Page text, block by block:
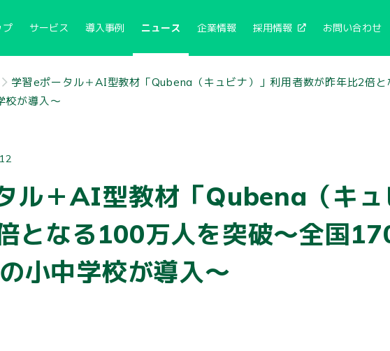
プ サービス 導入事例 ニュース 企業情報 採用情報 お問い合わせ
学習eポータル＋AI型教材「Qubena（キュビナ）」利用者数が昨年比2倍
校が導入〜
ル＋AI型教材「Qubena（キュ
となる100万人を突破〜全国
小中学校が導入〜